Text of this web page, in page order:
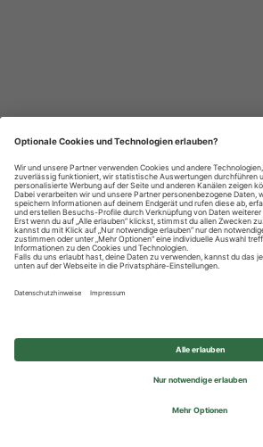
Impressum
Privatsphäre-
© 2026 REWE Group - All